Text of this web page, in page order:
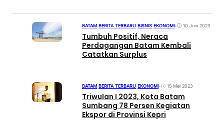
BATAM BERITA TERBARU BISNIS EKONOMI• 10 Juni 2023
Tumbuh Positif, Neraca
Perdagangan Batam Kembali
Catatkan Surplus
BATAM BERITA TERBARU EKONOMI• 15 Mei 2023
Triwulan I 2023, Kota Batam
Sumbang 78 Persen Kegiatan
Ekspor di Provinsi Kepri